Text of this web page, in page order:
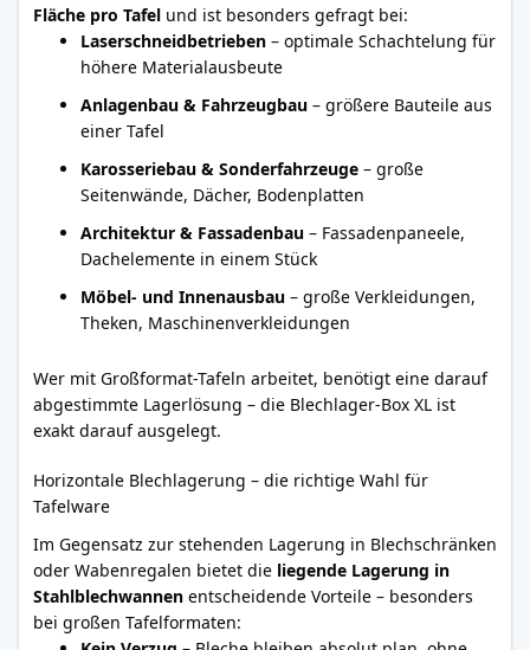
Fläche pro Tafel und ist besonders gefragt bei:
Laserschneidbetrieben – optimale Schachtelung für
höhere Materialausbeute
Anlagenbau & Fahrzeugbau – größere Bauteile aus
einer Tafel
Karosseriebau & Sonderfahrzeuge – große
Seitenwände, Dächer, Bodenplatten
Architektur & Fassadenbau – Fassadenpaneele,
Dachelemente in einem Stück
Möbel- und Innenausbau – große Verkleidungen,
Theken, Maschinenverkleidungen
Wer mit Großformat-Tafeln arbeitet, benötigt eine darauf
abgestimmte Lagerlösung – die Blechlager-Box XL ist
exakt darauf ausgelegt.
Horizontale Blechlagerung – die richtige Wahl für
Tafelware
Im Gegensatz zur stehenden Lagerung in Blechschränken
oder Wabenregalen bietet die liegende Lagerung in
Stahlblechwannen entscheidende Vorteile – besonders
bei großen Tafelformaten: